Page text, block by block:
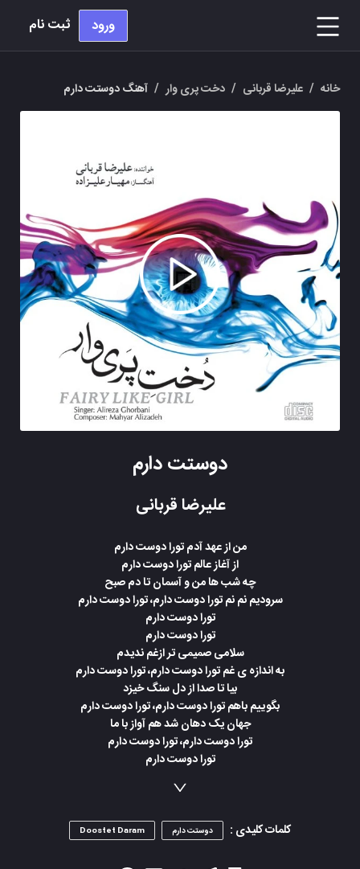
ورود ثبت نام
خانه / علیرضا قربانی / دخت پری وار / آهنگ دوستت دارم
دوستت دارم
علیرضا قربانی
من از عهد آدم تورا دوست دارم
از آغاز عالم تورا دوست دارم
چه شب ها من و آسمان تا دم صبح
سرودیم نم نم تورا دوست دارم، تورا دوست دارم
تورا دوست دارم
تورا دوست دارم
سلامی صمیمی تر ازغم ندیدم
به اندازه ی غم تورا دوست دارم، تورا دوست دارم
بیا تا صدا از دل سنگ خیزد
بگوییم باهم تورا دوست دارم، تورا دوست دارم
جهان یک دهان شد هم آواز با ما
تورا دوست دارم، تورا دوست دارم
تورا دوست دارم
تورا دوست دارم
کلمات کلیدی :
دوستت دارم Doostet Daram